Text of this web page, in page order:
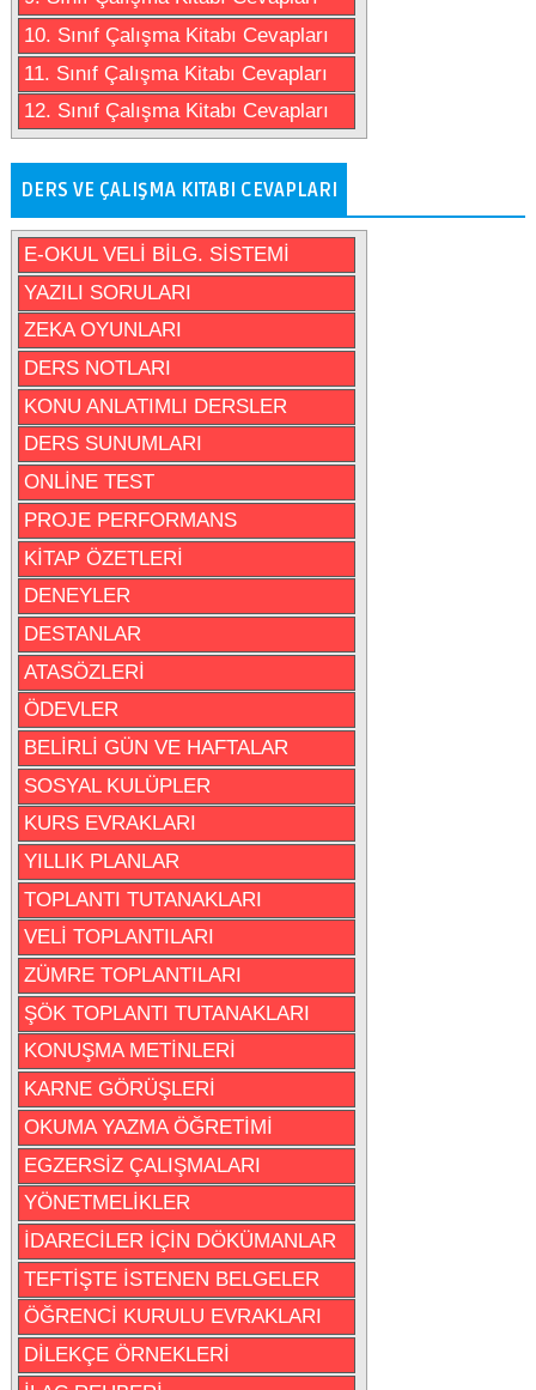
10. Sınıf Çalışma Kitabı Cevapları
11. Sınıf Çalışma Kitabı Cevapları
12. Sınıf Çalışma Kitabı Cevapları
DERS VE ÇALIŞMA KITABI CEVAPLARI
E-OKUL VELİ BİLG. SİSTEMİ
YAZILI SORULARI
ZEKA OYUNLARI
DERS NOTLARI
KONU ANLATIMLI DERSLER
DERS SUNUMLARI
ONLİNE TEST
PROJE PERFORMANS
KİTAP ÖZETLERİ
DENEYLER
DESTANLAR
ATASÖZLERİ
ÖDEVLER
BELİRLİ GÜN VE HAFTALAR
SOSYAL KULÜPLER
KURS EVRAKLARI
YILLIK PLANLAR
TOPLANTI TUTANAKLARI
VELİ TOPLANTILARI
ZÜMRE TOPLANTILARI
ŞÖK TOPLANTI TUTANAKLARI
KONUŞMA METİNLERİ
KARNE GÖRÜŞLERİ
OKUMA YAZMA ÖĞRETİMİ
EGZERSİZ ÇALIŞMALARI
YÖNETMELİKLER
İDARECİLER İÇİN DÖKÜMANLAR
TEFTİŞTE İSTENEN BELGELER
ÖĞRENCİ KURULU EVRAKLARI
DİLEKÇE ÖRNEKLERİ